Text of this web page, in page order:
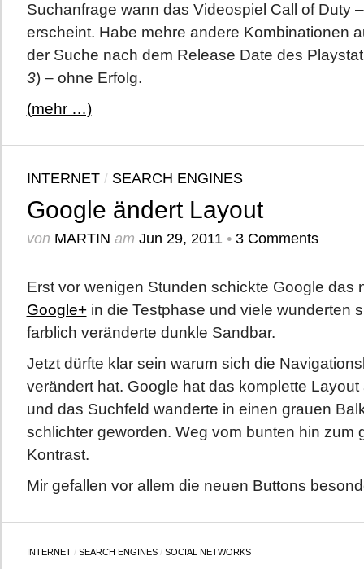
Suchanfrage wann das Videospiel Call of Duty
erscheint. Habe mehre andere Kombinationen
der Suche nach dem Release Date des
3) – ohne Erfolg.
(mehr …)
INTERNET/ SEARCH ENGINES
Google ändert Layout
von MARTIN am Jun 29, 2011 • 3 Comments
Erst vor wenigen Stunden schickte Google das
Google+in die Testphase und viele wunderten
farblich veränderte dunkle Sandbar.
Jetzt dürfte klar sein warum sich die
verändert hat. Google hat das komplette
und das Suchfeld wanderte in einen grauen
schlichter geworden. Weg vom bunten hin zum
Kontrast.
Mir gefallen vor allem die neuen Buttons
INTERNET/ SEARCH ENGINES/ SOCIAL NETWORKS